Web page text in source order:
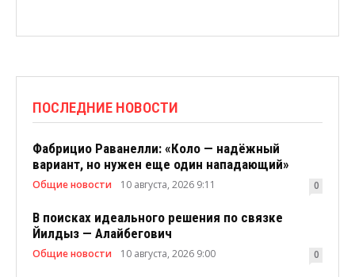
ПОСЛЕДНИЕ НОВОСТИ
Фабрицио Раванелли: «Коло — надёжный
вариант, но нужен еще один нападающий»
Общие новости 10 августа, 2026 9:11 0
В поисках идеального решения по связке
Йилдыз — Алайбегович
Общие новости 10 августа, 2026 9:00 0